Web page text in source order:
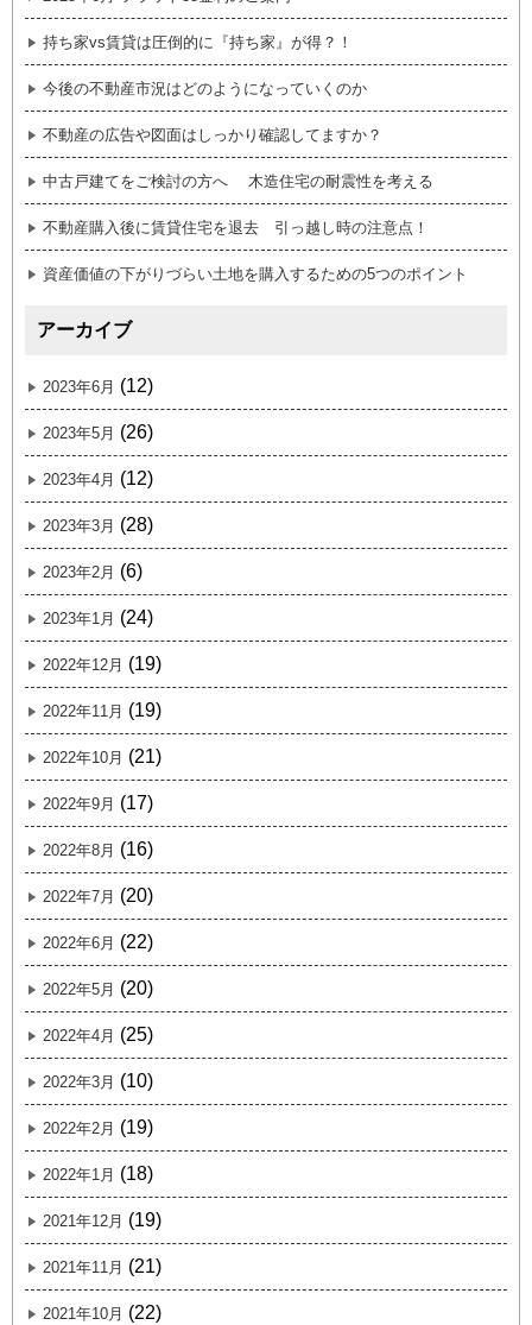
持ち家vs賃貸は圧倒的に『持ち家』が得？！
今後の不動産市況はどのようになっていくのか
不動産の広告や図面はしっかり確認してますか？
中古戸建てをご検討の方へ 木造住宅の耐震性を考える
不動産購入後に賃貸住宅を退去 引っ越し時の注意点！
資産価値の下がりづらい土地を購入するための5つのポイント
アーカイブ
2023年6月 (12)
2023年5月 (26)
2023年4月 (12)
2023年3月 (28)
2023年2月 (6)
2023年1月 (24)
2022年12月 (19)
2022年11月 (19)
2022年10月 (21)
2022年9月 (17)
2022年8月 (16)
2022年7月 (20)
2022年6月 (22)
2022年5月 (20)
2022年4月 (25)
2022年3月 (10)
2022年2月 (19)
2022年1月 (18)
2021年12月 (19)
2021年11月 (21)
2021年10月 (22)